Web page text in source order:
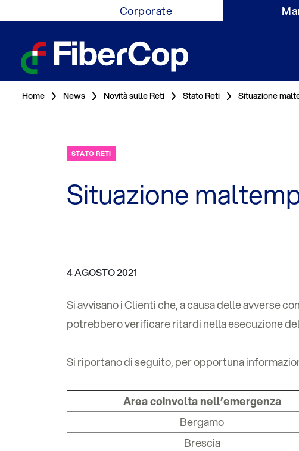
Corporate
Home News Novità sulle Reti Stato Reti Situazione
STATO RETI
Situazione
4 AGOSTO 2021
Si avvisano i Clienti che, a causa delle avverse
potrebbero verificare ritardi nella esecuzione
Si riportano di seguito, per opportuna
Area coinvolta nell’emergenza
Bergamo
Brescia